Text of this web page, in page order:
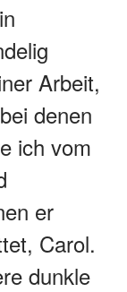
Arbeit,
denen
ich vom
er
Carol.
dunkle